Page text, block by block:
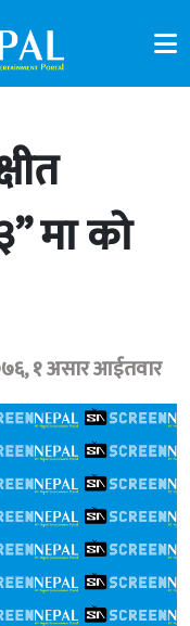
मा को
१ असार आईतवार